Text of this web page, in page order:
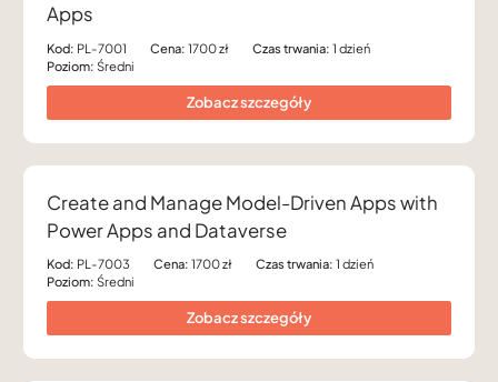
Apps
Kod: PL-7001 Cena: 1700 zł Czas trwania: 1 dzień
Poziom: Średni
Zobacz szczegóły
Create and Manage Model-Driven Apps with
Power Apps and Dataverse
Kod: PL-7003 Cena: 1700 zł Czas trwania: 1 dzień
Poziom: Średni
Zobacz szczegóły